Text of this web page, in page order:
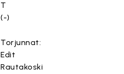
T
(-)
Torjunnat:
Edit
Rautakoski